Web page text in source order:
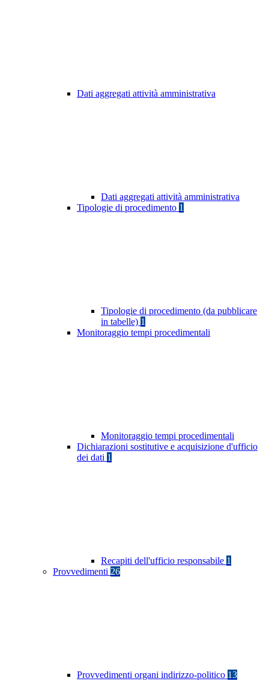
Dati aggregati attività amministrativa
Dati aggregati attività amministrativa
Tipologie di procedimento 1
Tipologie di procedimento (da pubblicare
in tabelle) 1
Monitoraggio tempi procedimentali
Monitoraggio tempi procedimentali
Dichiarazioni sostitutive e acquisizione d'ufficio
dei dati 1
Recapiti dell'ufficio responsabile 1
Provvedimenti 26
Provvedimenti organi indirizzo-politico 13